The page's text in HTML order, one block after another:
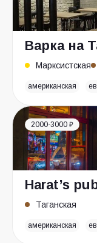
Варка на
Марксистская
американская
2000-3000 ₽
Harat’s
Таганская
американская